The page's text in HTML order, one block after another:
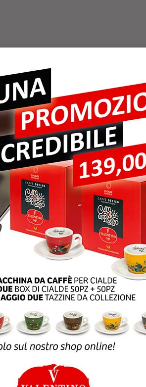
SHOP ONLINE
Customer service
Per informazioni,